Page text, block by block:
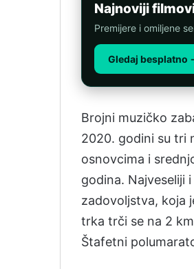
Najnoviji
Premijere i omiljene
Gledaj besplatno
Brojni muzičko
2020. godini su tri
osnovcima i
godina. Najveseliji
zadovoljstva, koja
trka trči se na 2
Štafetni